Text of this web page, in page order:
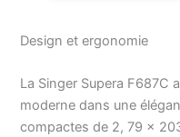
Design et ergonomie
La Singer Supera F687C
moderne dans une
compactes de 2, 79 x